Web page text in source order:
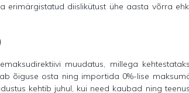
erimärgistatud diislikütust ühe aasta võrra
muudatus, millega
õiguse osta ning importida 0%-lise
kehtib juhul, kui need kaubad ning